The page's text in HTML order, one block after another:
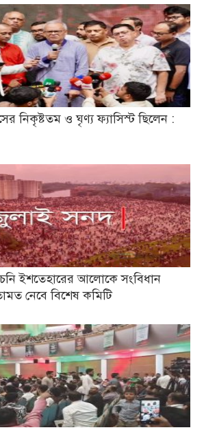
নিকৃষ্টতম ও ঘৃণ্য ফ্যাসিস্ট ছিলেন :
ইশতেহারের আলোকে সংবিধান
নেবে বিশেষ কমিটি